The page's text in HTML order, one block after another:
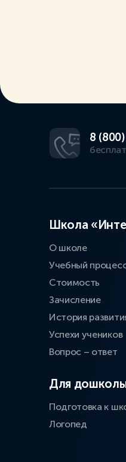
8
Школа
О школе
Учебный
Стоимость
Зачисление
История
Успехи учеников
Вопрос – ответ
Для
Подготовка к
Логопед